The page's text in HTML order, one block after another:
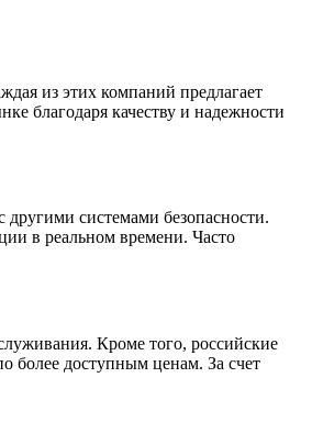
из этих компаний предлагает
благодаря качеству и надежности
системами безопасности.
в реальном времени. Часто
Кроме того, российские
более доступным ценам. За счет